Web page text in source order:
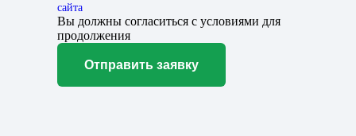
сайта
Вы должны согласиться с условиями для
продолжения
Отправить заявку